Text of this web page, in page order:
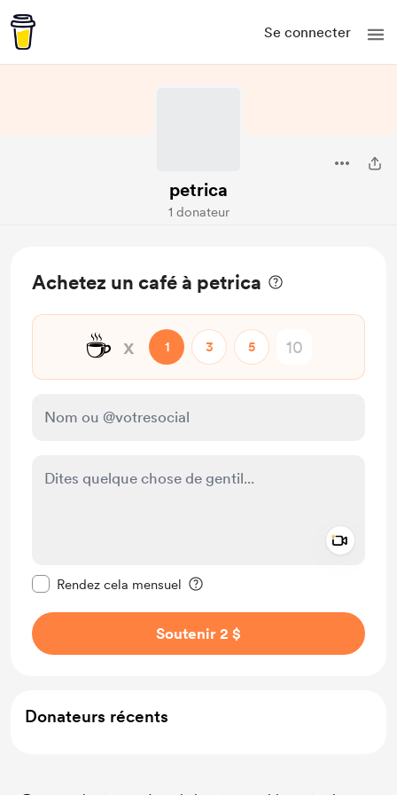
Se connecter
petrica
1 donateur
Achetez un café à petrica
☕ x 1 3 5
Rendez cela mensuel
Soutenir 2 $
Donateurs récents